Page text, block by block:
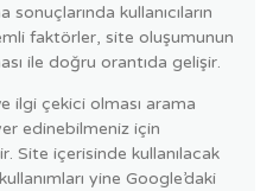
sonuçlarında kullanıcıların
faktörler, site oluşumunun
ile doğru orantıda gelişir.
ilgi çekici olması arama
edinebilmeniz için
Site içerisinde kullanılacak
yine Google’daki